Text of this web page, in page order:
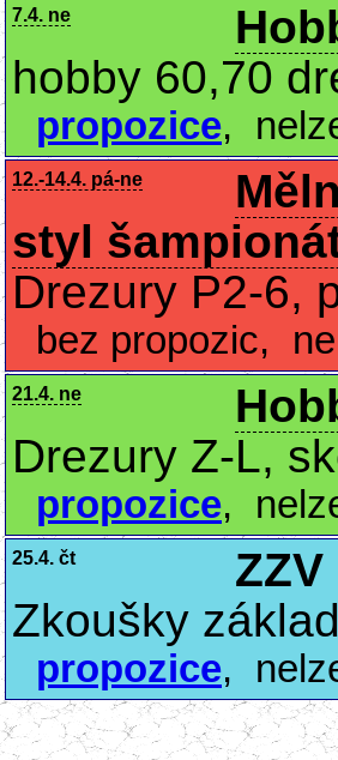
7.4. ne
hobby 60,70
propozice,
12.-14.4. pá-ne
styl
Drezury P2-6,
bez propozic,
21.4. ne
Drezury Z-L,
propozice,
25.4. čt
ZZV
Zkoušky
propozice,